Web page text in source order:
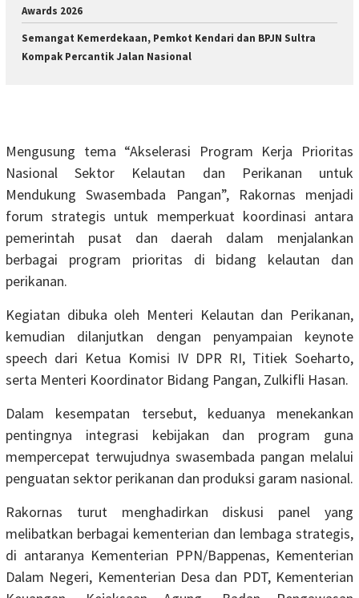
Awards 2026
Semangat Kemerdekaan, Pemkot Kendari dan BPJN Sultra
Kompak Percantik Jalan Nasional
Mengusung tema “Akselerasi Program Kerja Prioritas
Nasional Sektor Kelautan dan Perikanan untuk
Mendukung Swasembada Pangan”, Rakornas menjadi
forum strategis untuk memperkuat koordinasi antara
pemerintah pusat dan daerah dalam menjalankan
berbagai program prioritas di bidang kelautan dan
perikanan.
Kegiatan dibuka oleh Menteri Kelautan dan Perikanan,
kemudian dilanjutkan dengan penyampaian keynote
speech dari Ketua Komisi IV DPR RI, Titiek Soeharto,
serta Menteri Koordinator Bidang Pangan, Zulkifli Hasan.
Dalam kesempatan tersebut, keduanya menekankan
pentingnya integrasi kebijakan dan program guna
mempercepat terwujudnya swasembada pangan melalui
penguatan sektor perikanan dan produksi garam nasional.
Rakornas turut menghadirkan diskusi panel yang
melibatkan berbagai kementerian dan lembaga strategis,
di antaranya Kementerian PPN/Bappenas, Kementerian
Dalam Negeri, Kementerian Desa dan PDT, Kementerian